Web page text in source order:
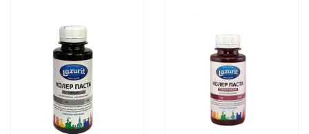
Для юридических лиц: переводом на расчетный счет при
онлайн оплате заказа на сайте.
Подробнее о способах оплаты можно узнать здесь - "Оплата"